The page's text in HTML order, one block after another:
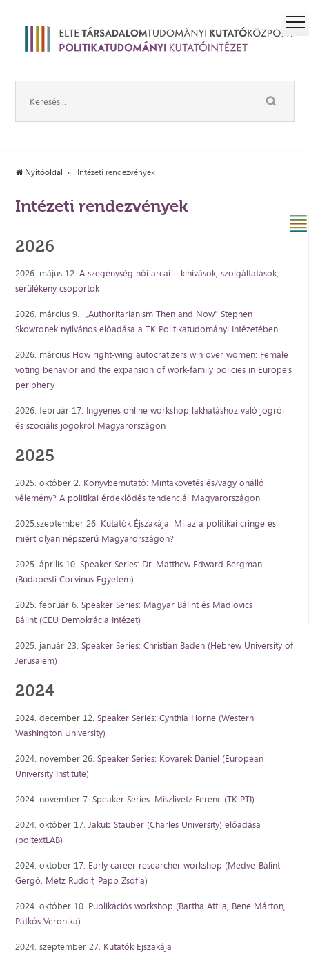
Nyitóoldal Intézeti rendezvények
Intézeti rendezvények
2026
2026. május 12.A szegénység női arcai – kihívások, szolgáltatások,
sérülékeny csoportok
2026. március 9. „Authoritarianism Then and Now” Stephen
Skowronek nyilvános előadása a TK Politikatudományi Intézetében
2026. március​ How right-wing autocratizers win over women: Female
voting behavior and the expansion of work-family policies in Europe’s
periphery
2026. február 17. Ingyenes online workshop lakhatáshoz való jogról
és szociális jogokról Magyarországon
2025
2025. október 2. Könyvbemutató: Mintakövetés és/vagy önálló
vélemény? A politikai érdeklődés tendenciái Magyarországon
2025.szeptember 26. Kutatók Éjszakája: Mi az a politikai cringe és
miért olyan népszerű Magyarországon?
2025. április 10.Speaker Series: Dr. Matthew Edward Bergman
(Budapesti Corvinus Egyetem)
2025. február 6.Speaker Series: Magyar Bálint és Madlovics
Bálint (CEU Demokrácia Intézet)
2025. január 23.Speaker Series: Christian Baden (Hebrew University of
Jerusalem)
2024
2024. december 12.Speaker Series: Cynthia Horne (Western
Washington University)
2024. november 26.Speaker Series: Kovarek Dániel (European
University Institute)
2024. november 7.Speaker Series: Miszlivetz Ferenc (TK PTI)
2024. október 17.Jakub Stauber (Charles University) előadása
(poltextLAB)
2024. október 17. Early career researcher workshop (Medve-Bálint
Gergő, Metz Rudolf, Papp Zsófia)
2024. október 10. Publikációs workshop (Bartha Attila, Bene Márton,
Patkós Veronika)
2024. szeptember 27. Kutatók Éjszakája